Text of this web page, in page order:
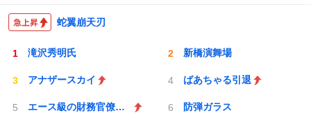
蛇翼崩天刃
滝沢秀明氏 新橋演舞場
アナザースカイ ばあちゃる引退
エース級の財務官僚が異例転出へ 防弾ガラス